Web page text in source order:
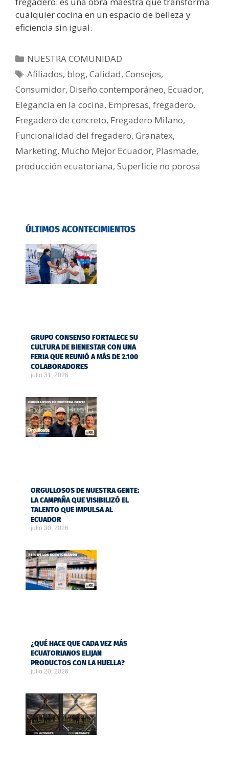
cualquier cocina en un espacio de belleza y
eficiencia sin igual.
NUESTRA COMUNIDAD
Afiliados, blog,Calidad,Consejos,
Consumidor, Diseño contemporáneo, Ecuador,
Elegancia en la cocina, Empresas, fregadero,
Fregadero de concreto, Fregadero Milano,
Funcionalidad del fregadero, Granatex,
Marketing, Mucho Mejor Ecuador, Plasmade,
producción ecuatoriana, Superficie no porosa
ÚLTIMOS ACONTECIMIENTOS
GRUPO CONSENSO FORTALECE SU
CULTURA DE BIENESTAR CON UNA
FERIA QUE REUNIÓ A MÁS DE 2.100
COLABORADORES
julio 31, 2026
ORGULLOSOS DE NUESTRA GENTE:
LA CAMPAÑA QUE VISIBILIZÓ EL
TALENTO QUE IMPULSA AL
ECUADOR
julio 30, 2026
¿QUÉ HACE QUE CADA VEZ MÁS
ECUATORIANOS ELIJAN
PRODUCTOS CON LA HUELLA?
julio 20, 2026